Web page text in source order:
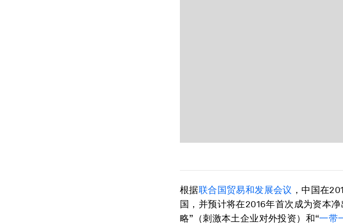
根据联合国贸易和发展会议 ，中国在
国，并预计将在2016年首次成为资本
略”（刺激本土企业对外投资）和“一带